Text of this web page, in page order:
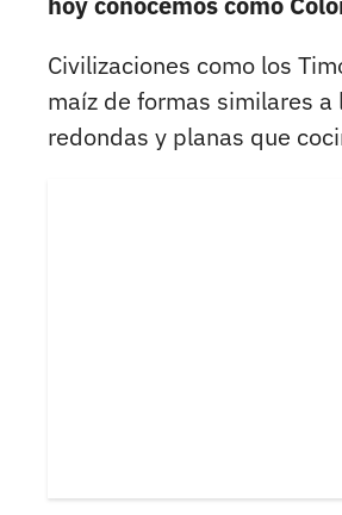
Civilizaciones como los
maíz de formas similares
redondas y planas que